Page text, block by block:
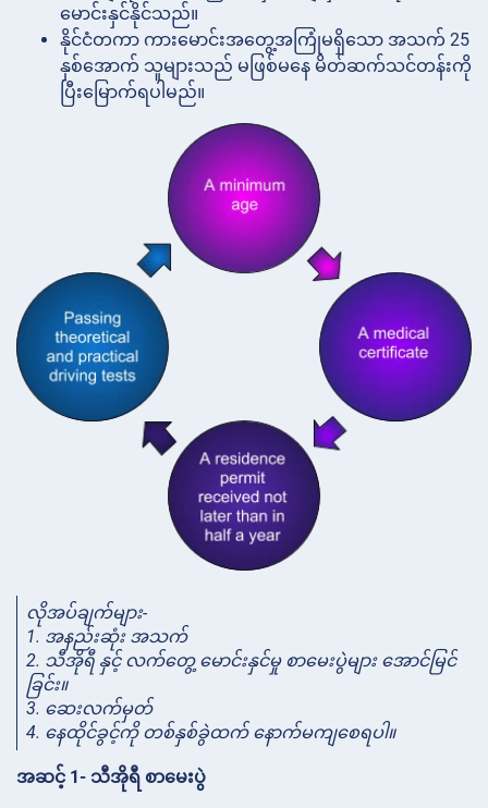
မောင်းနှင်နိုင်သည်။
နိုင်ငံတကာ ကားမောင်းအတွေ့အကြုံမရှိသော အသက် 25
နှစ်အောက် သူများသည် မဖြစ်မနေ မိတ်ဆက်သင်တန်းကို
ပြီးမြောက်ရပါမည်။
လိုအပ်ချက်များ-
1. အနည်းဆုံး အသက်
2. သီအိုရီ နှင့် လက်တွေ့ မောင်းနှင်မှု စာမေးပွဲများ အောင်မြင်
ခြင်း။
3. ဆေးလက်မှတ်
4. နေထိုင်ခွင့်ကို တစ်နှစ်ခွဲထက် နောက်မကျစေရပါ။
အဆင့် 1- သီအိုရီ စာမေးပွဲ